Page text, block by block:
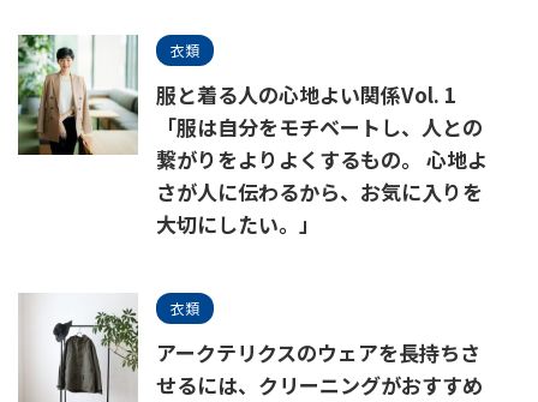
衣類
服と着る人の心地よい関係Vol. 1
「服は自分をモチベートし、人との
繋がりをよりよくするもの。 心地よ
さが人に伝わるから、お気に入りを
大切にしたい。」
衣類
アークテリクスのウェアを長持ちさ
せるには、クリーニングがおすすめ